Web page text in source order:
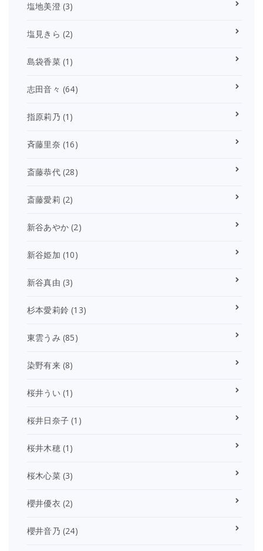
塩地美澄(3)
塩見きら (2)
島袋香菜(1)
志田音々 (64)
指原莉乃 (1)
斉藤里奈 (16)
斎藤恭代(28)
斎藤愛莉 (2)
新谷あやか (2)
新谷姫加 (10)
新谷真由 (3)
杉本愛莉鈴 (13)
東雲うみ (85)
染野有来(8)
桜井うい (1)
桜井日奈子 (1)
桜井木穂(1)
桜木心菜(3)
櫻井優衣 (2)
櫻井音乃 (24)